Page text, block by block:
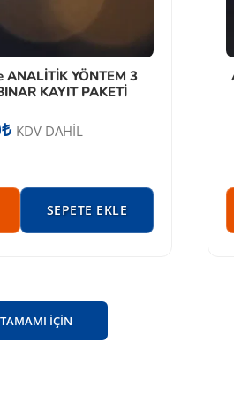
ANALİTİK YÖNTEM 3
KAYIT PAKETİ
₺ KDV DAHİL
SEPETE EKLE
TAMAMI İÇİN